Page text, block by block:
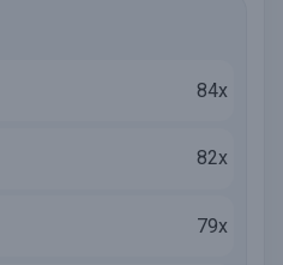
84x
82x
79x